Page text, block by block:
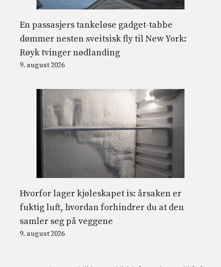
En passasjers tankeløse gadget-tabbe
dømmer nesten sveitsisk fly til New York:
Røyk tvinger nødlanding
9. august 2026
Hvorfor lager kjøleskapet is: årsaken er
fuktig luft, hvordan forhindrer du at den
samler seg på veggene
9. august 2026